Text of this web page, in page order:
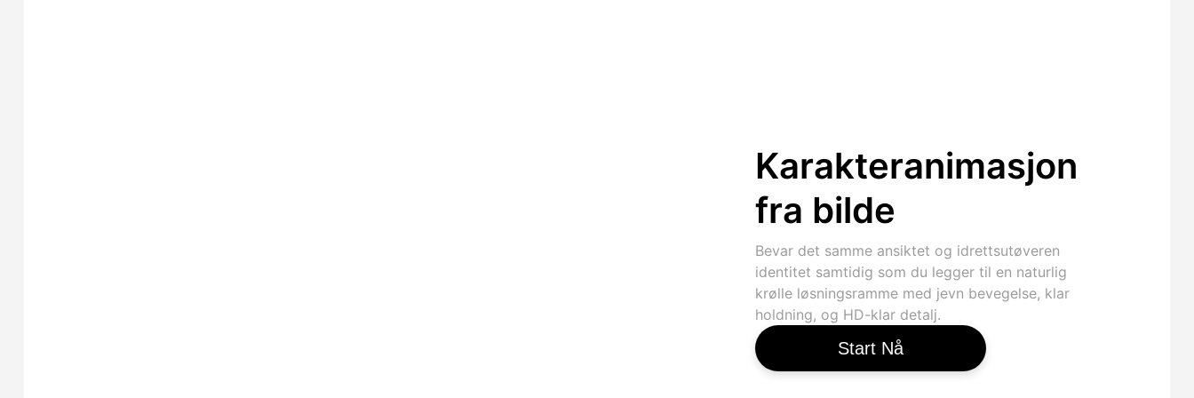
Karakteranimasjon
fra bilde
Bevar det samme ansiktet og idrettsutøveren
identitet samtidig som du legger til en naturlig
krølle løsningsramme med jevn bevegelse, klar
holdning, og HD-klar detalj.
Start Nå